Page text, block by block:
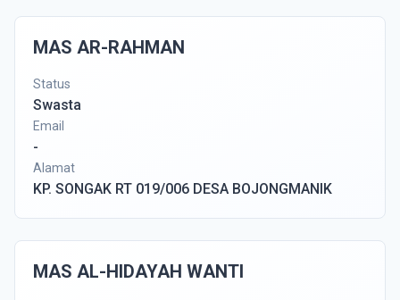
MAS AR-RAHMAN
Status
Swasta
Email
-
Alamat
KP. SONGAK RT 019/006 DESA BOJONGMANIK
MAS AL-HIDAYAH WANTI